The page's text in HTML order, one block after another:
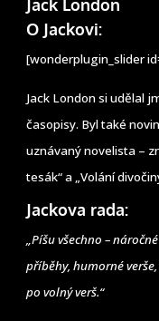
Jack London
O Jackovi:
[wonderplugin_slider
Jack London si udělal
časopisy. Byl také
uznávaný novelista –
tesák“ a „Volání
Jackova rada:
„Píšu všechno –
příběhy, humorné
po volný verš.“